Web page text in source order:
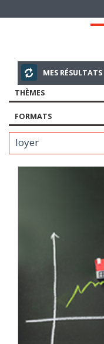
MES RÉSULTATS
THÈMES
FORMATS
Votre recherche